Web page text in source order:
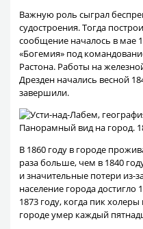
Важную роль сыграл
судостроения. Тогда
сообщение началось в мае
«Богемия» под
Растона. Работы на
Дрезден начались весной
завершили.
Панорамный вид на город.
В 1860 году в городе
раза больше, чем в 1840
и значительные потери из-
население города достигло
1873 году, когда пик
городе умер каждый